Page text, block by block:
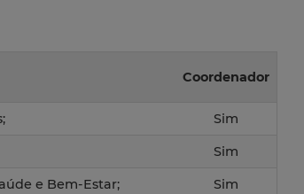
Coordenador
Sim
Sim
e Bem-Estar; Sim